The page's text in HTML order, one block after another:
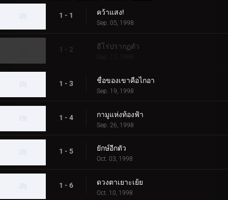
1 - 1 คว้าแสง!
Sep. 05, 1998
1 - 2 ฮีโร่ปรากฏตัว
Sep. 12, 1998
1 - 3 ชื่อของเขาคือไกอา
Sep. 19, 1998
1 - 4 กามูแห่งท้องฟ้า
Sep. 26, 1998
1 - 5 ยักษ์อีกตัว
Oct. 03, 1998
1 - 6 ดวงตาเยาะเย้ย
Oct. 10, 1998